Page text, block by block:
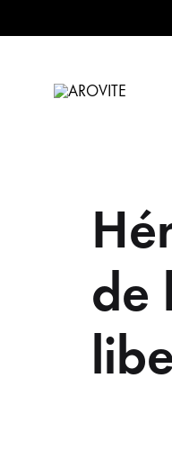
Violencia
Terrorista
Euskadide